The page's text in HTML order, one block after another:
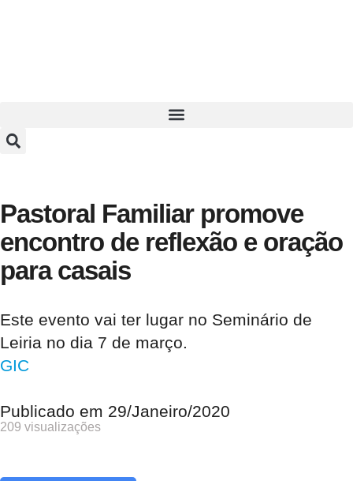
Pastoral Familiar promove
encontro de reflexão e oração
para casais
Este evento vai ter lugar no Seminário de
Leiria no dia 7 de março.
GIC
Publicado em 29/Janeiro/2020
209 visualizações